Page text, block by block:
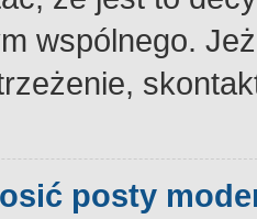
wspólnego.
posty